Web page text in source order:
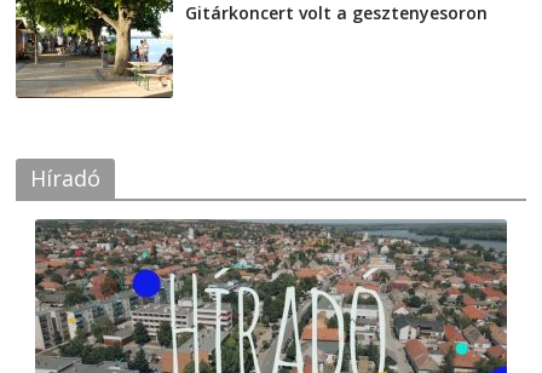
Gitárkoncert volt a gesztenyesoron
Híradó